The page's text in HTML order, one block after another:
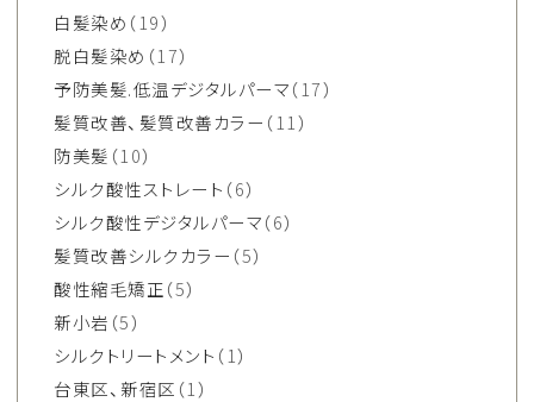
白髪染め （19）
脱白髪染め （17）
予防美髪.低温デジタルパーマ（17）
髪質改善、髪質改善カラー （11）
防美髪 （10）
シルク酸性ストレート （6）
シルク酸性デジタルパーマ（6）
髪質改善シルクカラー （5）
酸性縮毛矯正（5）
新小岩 （5）
シルクトリートメント （1）
台東区、新宿区 （1）